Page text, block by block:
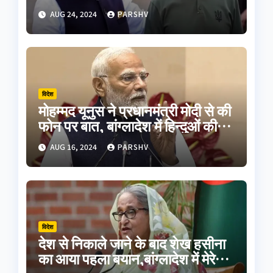
मुलाकात के बाद बोले पीएम मोदी
AUG 24, 2024 PARSHV
विदेश
मोहम्मद यूनुस ने प्रधानमंत्री मोदी से की
फोन पर बात, बांग्लादेश में हिन्दुओं की
सुरक्षा का दिलाया भरोसा
AUG 16, 2024 PARSHV
विदेश
देश से निकाले जाने के बाद शेख हसीना
का आया पहला बयान,बांग्लादेश में मेरे